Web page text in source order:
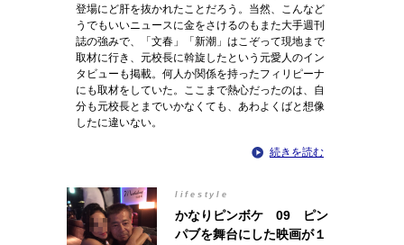
登場にど肝を抜かれたことだろう。当然、こんなど
うでもいいニュースに金をさけるのもまた大手週刊
誌の強みで、「文春」「新潮」はこぞって現地まで
取材に行き、元校長に斡旋したという元愛人のイン
タビューも掲載。何人か関係を持ったフィリピーナ
にも取材をしていた。ここまで熱心だったのは、自
分も元校長とまでいかなくても、あわよくばと想像
したに違いない。
続きを読む
lifestyle
かなりピンボケ 09 ピン
パブを舞台にした映画が１